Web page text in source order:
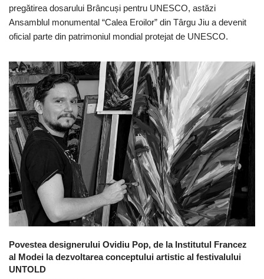
pregătirea dosarului Brâncuși pentru UNESCO, astăzi
Ansamblul monumental “Calea Eroilor” din Târgu Jiu a devenit
oficial parte din patrimoniul mondial protejat de UNESCO.
Povestea designerului Ovidiu Pop, de la Institutul Francez
al Modei la dezvoltarea conceptului artistic al festivalului
UNTOLD